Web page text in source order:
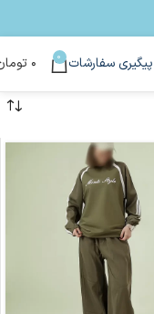
پیگیری سفارشات 0 ۰